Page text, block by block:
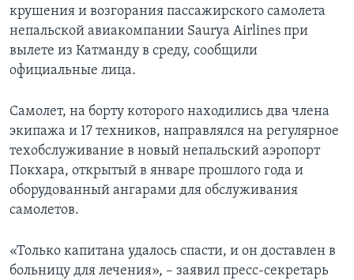
крушения и возгорания пассажирского самолета
непальской авиакомпании Saurya Airlines при
вылете из Катманду в среду, сообщили
официальные лица.
Самолет, на борту которого находились два члена
экипажа и 17 техников, направлялся на регулярное
техобслуживание в новый непальский аэропорт
Покхара, открытый в январе прошлого года и
оборудованный ангарами для обслуживания
самолетов.
«Только капитана удалось спасти, и он доставлен в
больницу для лечения», – заявил пресс-секретарь